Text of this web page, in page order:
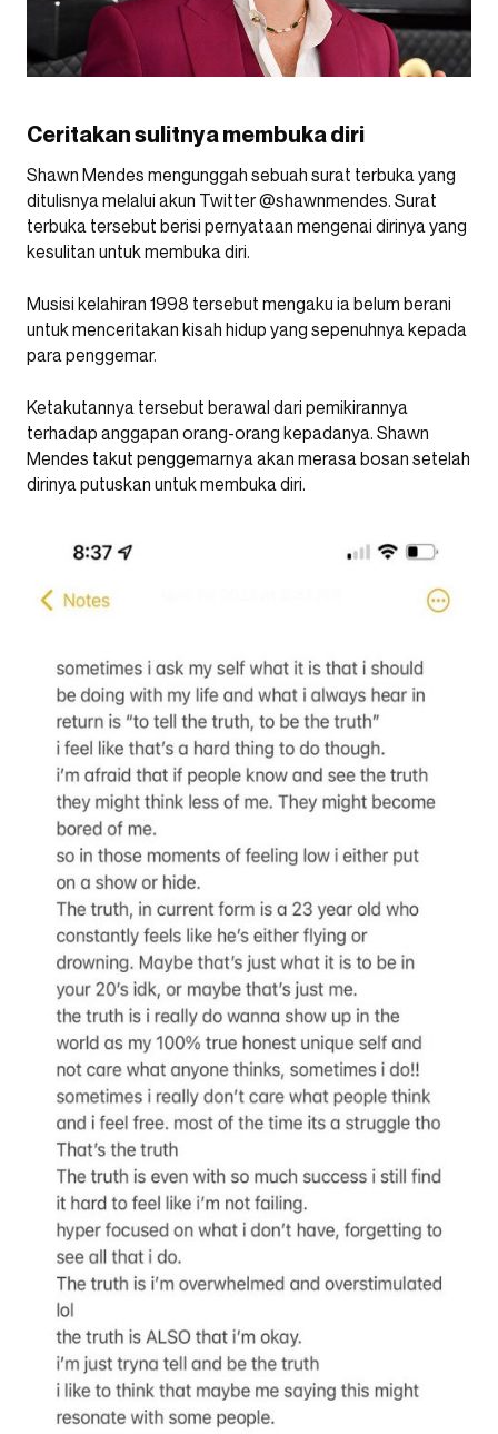
Ceritakan sulitnya membuka diri
Shawn Mendes mengunggah sebuah surat terbuka yang
ditulisnya melalui akun Twitter @shawnmendes. Surat
terbuka tersebut berisi pernyataan mengenai dirinya yang
kesulitan untuk membuka diri.
Musisi kelahiran 1998 tersebut mengaku ia belum berani
untuk menceritakan kisah hidup yang sepenuhnya kepada
para penggemar.
Ketakutannya tersebut berawal dari pemikirannya
terhadap anggapan orang-orang kepadanya. Shawn
Mendes takut penggemarnya akan merasa bosan setelah
dirinya putuskan untuk membuka diri.